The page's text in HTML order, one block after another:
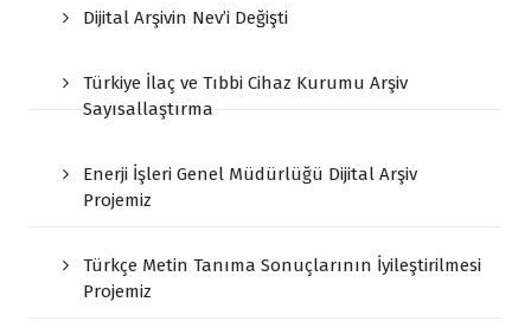
Dijital Arşivin Nev’i Değişti
Türkiye İlaç ve Tıbbi Cihaz Kurumu Arşiv
Sayısallaştırma
Enerji İşleri Genel Müdürlüğü Dijital Arşiv
Projemiz
Türkçe Metin Tanıma Sonuçlarının İyileştirilmesi
Projemiz